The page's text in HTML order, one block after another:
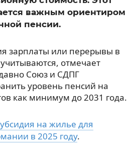
важным ориентиром
пенсии.
зарплаты или перерывы в
отмечает
Союз и СДПГ
уровень пенсий на
как минимум до 2031 года.
на жилье для
в 2025 году.